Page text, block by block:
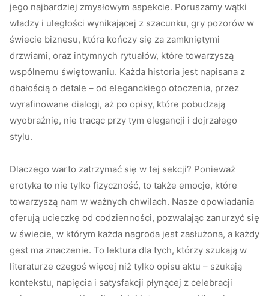
jego najbardziej zmysłowym aspekcie. Poruszamy wątki
władzy i uległości wynikającej z szacunku, gry pozorów w
świecie biznesu, która kończy się za zamkniętymi
drzwiami, oraz intymnych rytuałów, które towarzyszą
wspólnemu świętowaniu. Każda historia jest napisana z
dbałością o detale – od eleganckiego otoczenia, przez
wyrafinowane dialogi, aż po opisy, które pobudzają
wyobraźnię, nie tracąc przy tym elegancji i dojrzałego
stylu.
Dlaczego warto zatrzymać się w tej sekcji? Ponieważ
erotyka to nie tylko fizyczność, to także emocje, które
towarzyszą nam w ważnych chwilach. Nasze opowiadania
oferują ucieczkę od codzienności, pozwalając zanurzyć się
w świecie, w którym każda nagroda jest zasłużona, a każdy
gest ma znaczenie. To lektura dla tych, którzy szukają w
literaturze czegoś więcej niż tylko opisu aktu – szukają
kontekstu, napięcia i satysfakcji płynącej z celebracji